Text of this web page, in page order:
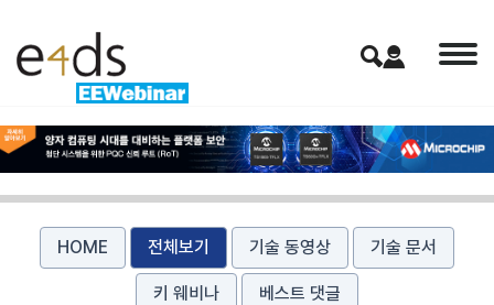
HOME 전체보기 기술 동영상 기술 문서
키 웨비나 베스트 댓글